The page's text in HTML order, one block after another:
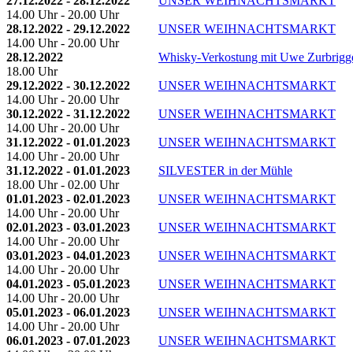
14.00 Uhr - 20.00 Uhr
28.12.2022 - 29.12.2022
14.00 Uhr - 20.00 Uhr
UNSER WEIHNACHTSMARKT
28.12.2022
18.00 Uhr
Whisky-Verkostung mit Uwe
29.12.2022 - 30.12.2022
14.00 Uhr - 20.00 Uhr
UNSER WEIHNACHTSMARKT
30.12.2022 - 31.12.2022
14.00 Uhr - 20.00 Uhr
UNSER WEIHNACHTSMARKT
31.12.2022 - 01.01.2023
14.00 Uhr - 20.00 Uhr
UNSER WEIHNACHTSMARKT
31.12.2022 - 01.01.2023
18.00 Uhr - 02.00 Uhr
SILVESTER in der Mühle
01.01.2023 - 02.01.2023
14.00 Uhr - 20.00 Uhr
UNSER WEIHNACHTSMARKT
02.01.2023 - 03.01.2023
14.00 Uhr - 20.00 Uhr
UNSER WEIHNACHTSMARKT
03.01.2023 - 04.01.2023
14.00 Uhr - 20.00 Uhr
UNSER WEIHNACHTSMARKT
04.01.2023 - 05.01.2023
14.00 Uhr - 20.00 Uhr
UNSER WEIHNACHTSMARKT
05.01.2023 - 06.01.2023
14.00 Uhr - 20.00 Uhr
UNSER WEIHNACHTSMARKT
06.01.2023 - 07.01.2023
UNSER WEIHNACHTSMARKT